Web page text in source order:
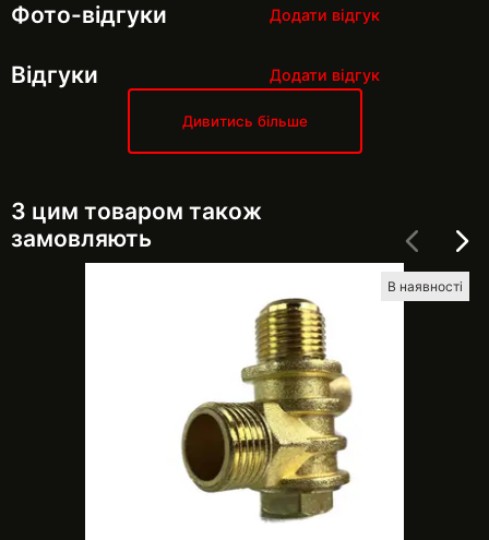
Фото-відгуки Додати відгук
Відгуки Додати відгук
Дивитись більше
З цим товаром також
замовляють
В наявності